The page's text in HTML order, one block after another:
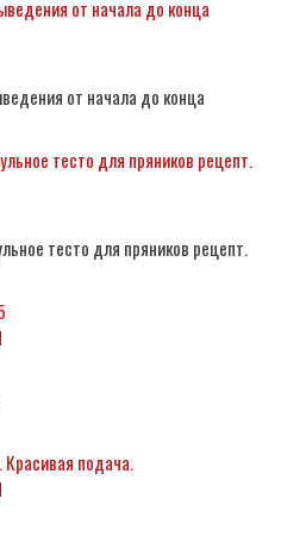
от начала до конца
от начала до конца
тесто для пряников рецепт.
тесто для пряников рецепт.
подача.